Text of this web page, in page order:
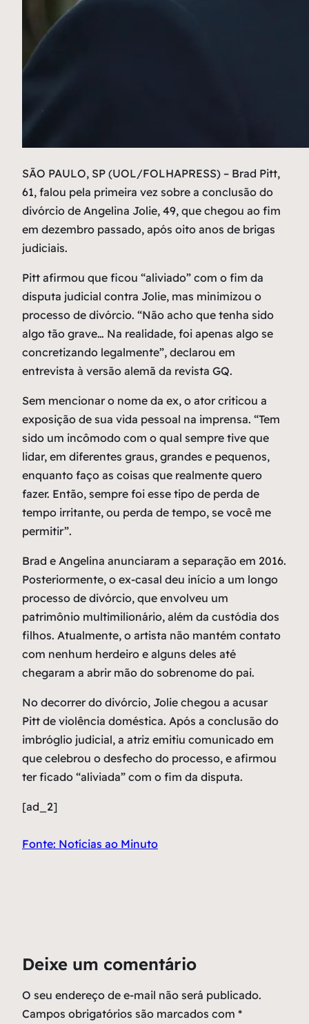
SÃO PAULO, SP (UOL/FOLHAPRESS) – Brad Pitt,
61, falou pela primeira vez sobre a conclusão do
divórcio de Angelina Jolie, 49, que chegou ao fim
em dezembro passado, após oito anos de brigas
judiciais.
Pitt afirmou que ficou “aliviado” com o fim da
disputa judicial contra Jolie, mas minimizou o
processo de divórcio. “Não acho que tenha sido
algo tão grave… Na realidade, foi apenas algo se
concretizando legalmente”, declarou em
entrevista à versão alemã da revista GQ.
Sem mencionar o nome da ex, o ator criticou a
exposição de sua vida pessoal na imprensa. “Tem
sido um incômodo com o qual sempre tive que
lidar, em diferentes graus, grandes e pequenos,
enquanto faço as coisas que realmente quero
fazer. Então, sempre foi esse tipo de perda de
tempo irritante, ou perda de tempo, se você me
permitir”.
Brad e Angelina anunciaram a separação em 2016.
Posteriormente, o ex-casal deu início a um longo
processo de divórcio, que envolveu um
patrimônio multimilionário, além da custódia dos
filhos. Atualmente, o artista não mantém contato
com nenhum herdeiro e alguns deles até
chegaram a abrir mão do sobrenome do pai.
No decorrer do divórcio, Jolie chegou a acusar
Pitt de violência doméstica. Após a conclusão do
imbróglio judicial, a atriz emitiu comunicado em
que celebrou o desfecho do processo, e afirmou
ter ficado “aliviada” com o fim da disputa.
[ad_2]
Fonte: Notícias ao Minuto
Deixe um comentário
O seu endereço de e-mail não será publicado.
Campos obrigatórios são marcados com *